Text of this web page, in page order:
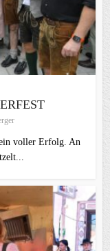
voller Erfolg. An